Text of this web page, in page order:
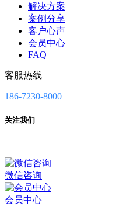
解决方案
案例分享
客户心声
会员中心
FAQ
客服热线
186-7230-8000
关注我们
微信咨询
会员中心